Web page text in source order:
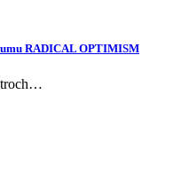
RADICAL OPTIMISM
troch…